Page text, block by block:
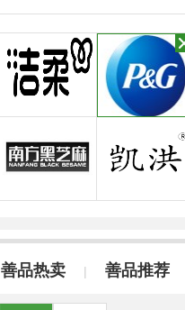
善品热卖 | 善品推荐